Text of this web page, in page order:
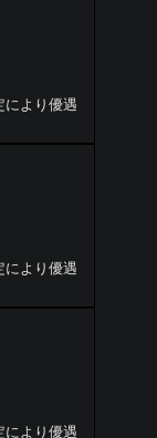
により優遇
により優遇
により優遇